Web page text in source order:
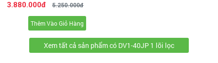
40JP - [1 Lõi Lọc]
3.880.000đ 5.250.000đ
Thêm Vào Giỏ Hàng
Xem tất cả sản phẩm có DV1-40JP 1 lõi lọc